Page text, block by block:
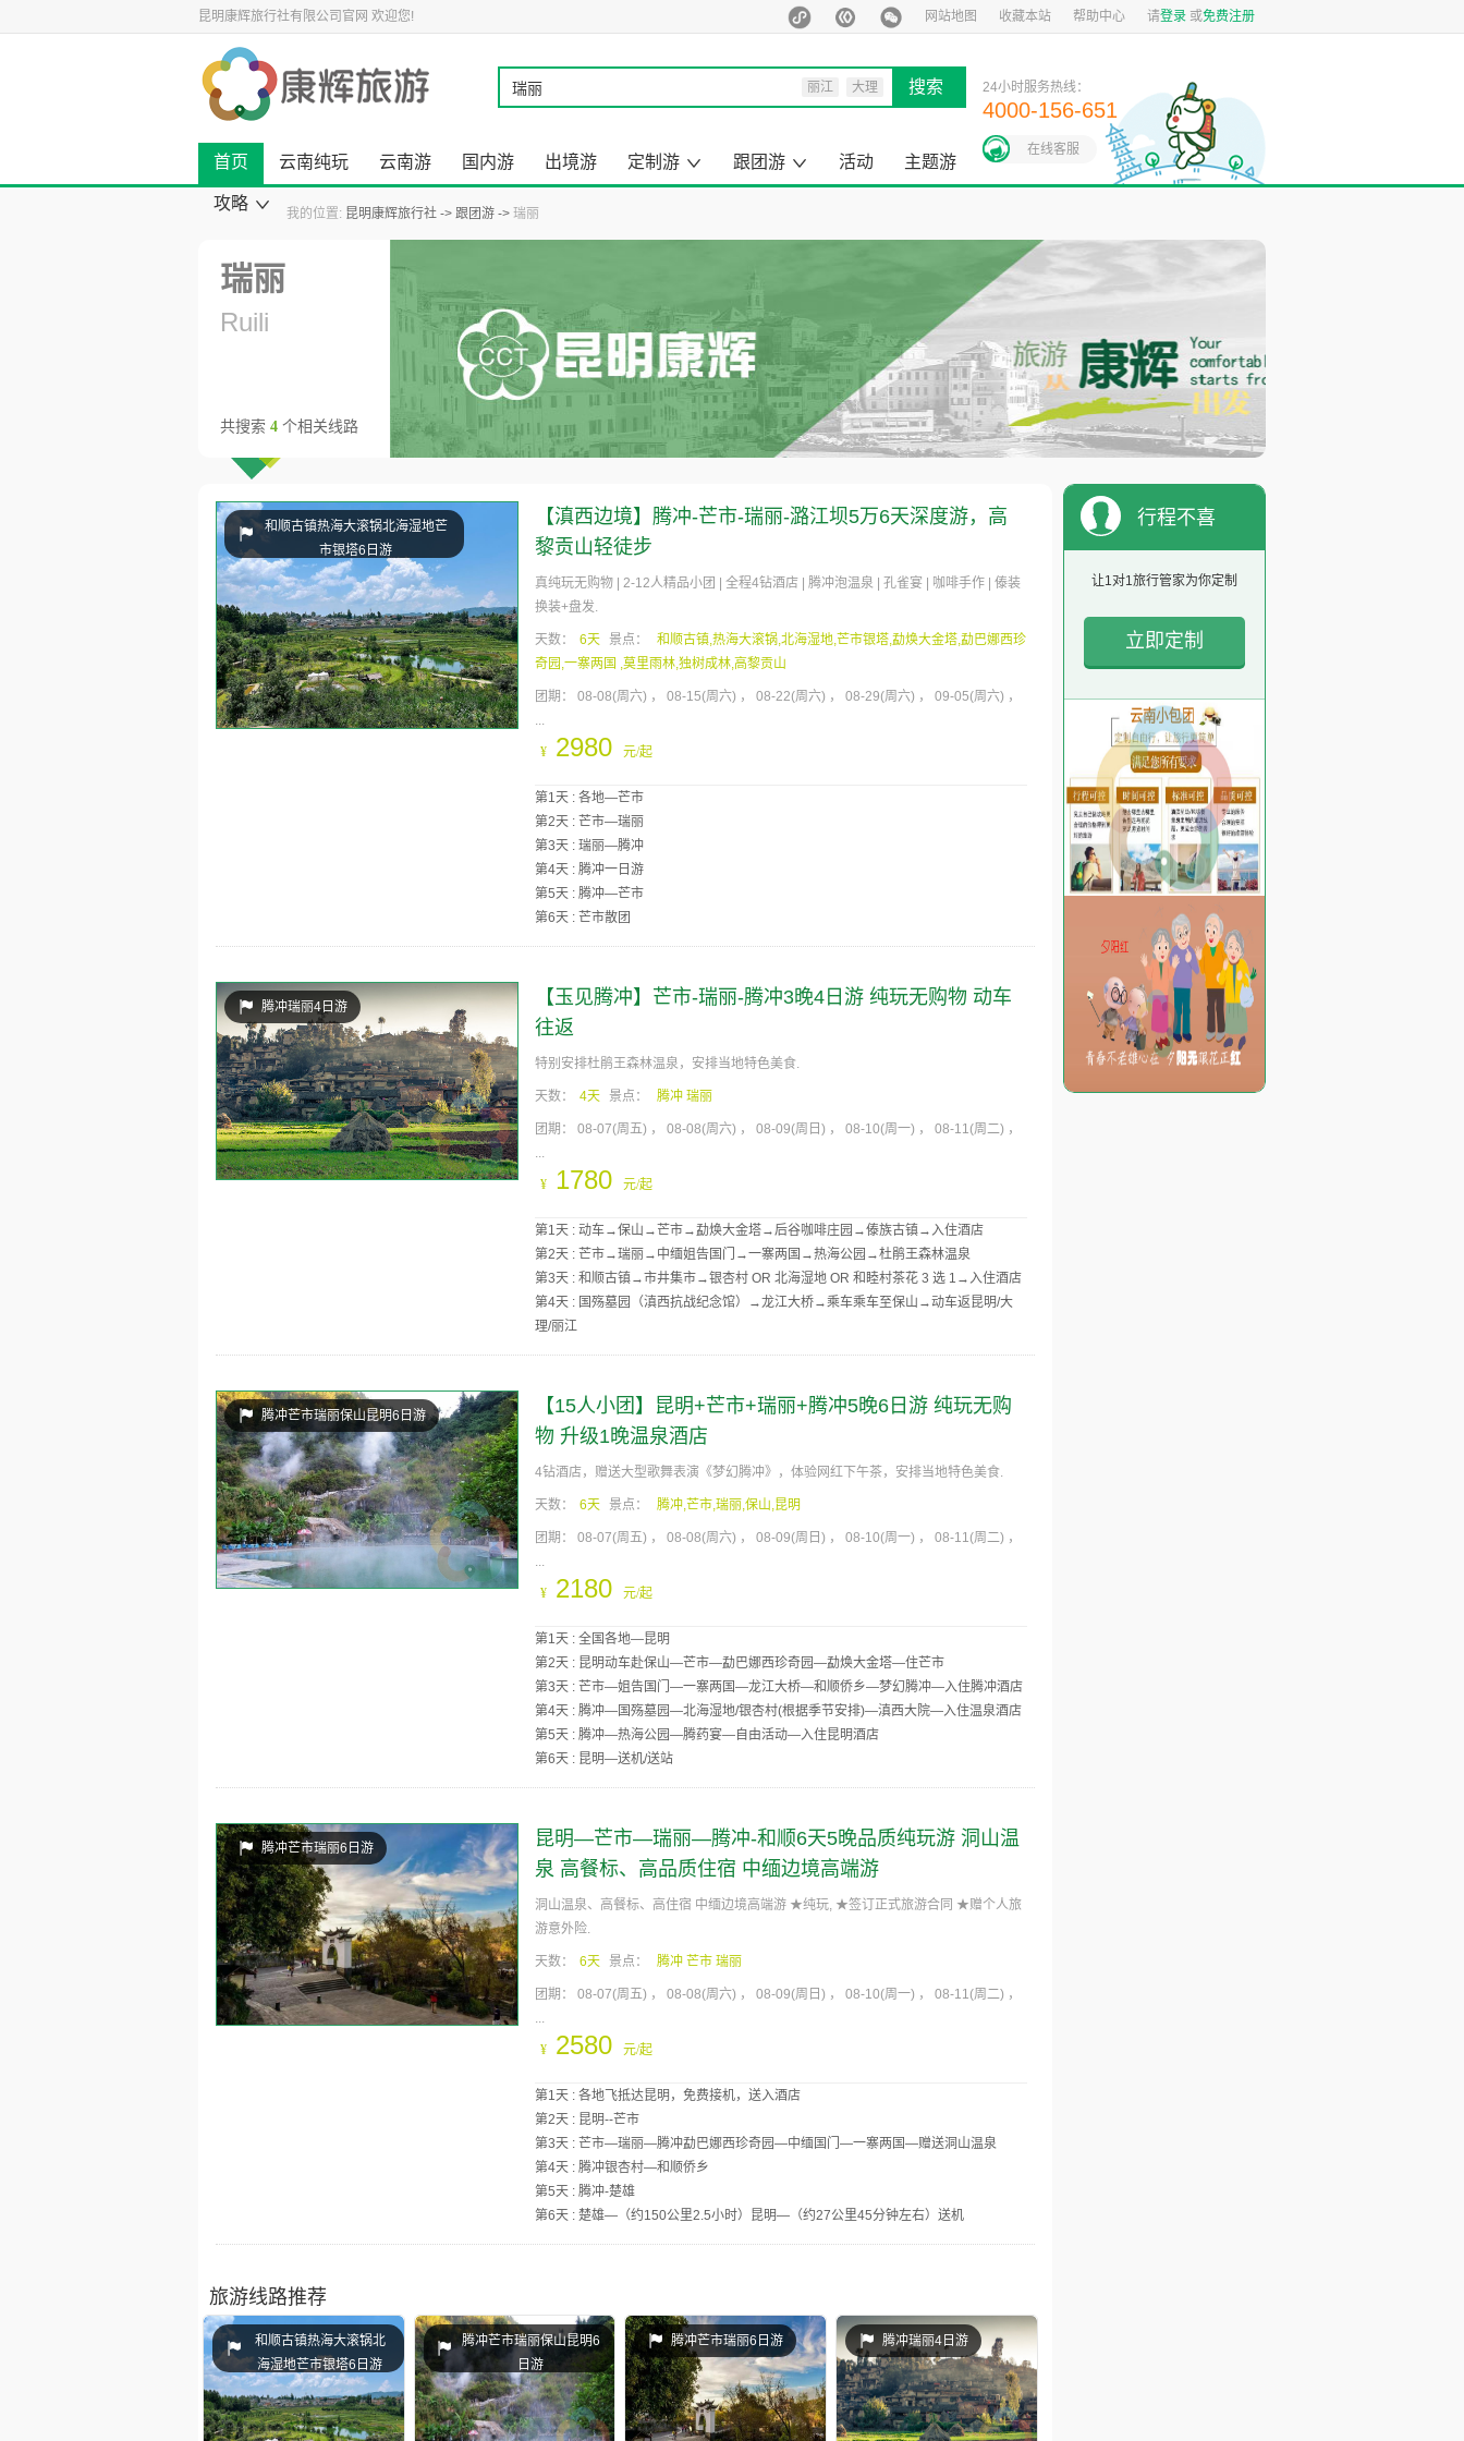
昆明康辉旅行社有限公司官网 欢迎您! 网站地图 收藏本站 帮助中心 请登录 或免费注册
丽江
大理
马尔代夫
搜索 24小时服务热线：
4000-156-651
在线客服
首页 云南纯玩 云南游 国内游 出境游
定制游
跟团游
活动 主题游
攻略
我的位置: 昆明康辉旅行社 跟团游 瑞丽
瑞丽
Ruili
共搜索 4 个相关线路
和顺古镇热海大滚锅北海湿地芒
市银塔6日游
【滇西边境】腾冲-芒市-瑞丽-潞江坝5万6天深度游，高
黎贡山轻徒步
真纯玩无购物 | 2-12人精品小团 | 全程4钻酒店 | 腾冲泡温泉 | 孔雀宴 | 咖啡手作 | 傣装
换装+盘发.
天数： 6天 景点：
和顺古镇,热海大滚锅,北海湿地,芒市银塔,勐焕大金塔,勐巴娜西珍
奇园,一寨两国 ,莫里雨林,独树成林,高黎贡山
团期：08-08(周六) 08-15(周六) 08-22(周六) 08-29(周六)
09-05(周六)
¥ 2980 元/起
第1天 : 各地—芒市
第2天 : 芒市—瑞丽
第3天 : 瑞丽—腾冲
第4天 : 腾冲一日游
第5天 : 腾冲—芒市
第6天 : 芒市散团
腾冲瑞丽4日游
【玉见腾冲】芒市-瑞丽-腾冲3晚4日游 纯玩无购物 动车
往返
特别安排杜鹃王森林温泉，安排当地特色美食.
天数： 4天 景点： 腾冲 瑞丽
团期：08-07(周五) 08-08(周六) 08-09(周日) 08-10(周一)
08-11(周二)
¥ 1780 元/起
第1天 : 动车→保山→芒市→勐焕大金塔→后谷咖啡庄园→傣族古镇→入住酒店
第2天 : 芒市→瑞丽→中缅姐告国门→一寨两国→热海公园→杜鹃王森林温泉
第3天 : 和顺古镇→市井集市→银杏村 OR 北海湿地 OR 和睦村茶花 3 选 1→入住酒店
第4天 : 国殇墓园（滇西抗战纪念馆）→龙江大桥→乘车乘车至保山→动车返昆明/大
理/丽江
腾冲芒市瑞丽保山昆明6日游
【15人小团】昆明+芒市+瑞丽+腾冲5晚6日游 纯玩无购
物 升级1晚温泉酒店
4钻酒店，赠送大型歌舞表演《梦幻腾冲》，体验网红下午茶，安排当地特色美食.
天数： 6天 景点： 腾冲,芒市,瑞丽,保山,昆明
团期：08-07(周五) 08-08(周六) 08-09(周日) 08-10(周一)
08-11(周二)
¥ 2180 元/起
第1天 : 全国各地—昆明
第2天 : 昆明动车赴保山—芒市—勐巴娜西珍奇园—勐焕大金塔—住芒市
第3天 : 芒市—姐告国门—一寨两国—龙江大桥—和顺侨乡—梦幻腾冲—入住腾冲酒店
第4天 : 腾冲—国殇墓园—北海湿地/银杏村(根据季节安排)—滇西大院—入住温泉酒店
第5天 : 腾冲—热海公园—腾药宴—自由活动—入住昆明酒店
第6天 : 昆明—送机/送站
腾冲芒市瑞丽6日游
昆明—芒市—瑞丽—腾冲-和顺6天5晚品质纯玩游 洞山温
泉 高餐标、高品质住宿 中缅边境高端游
洞山温泉、高餐标、高住宿 中缅边境高端游 ★纯玩, ★签订正式旅游合同 ★赠个人旅
游意外险.
天数： 6天 景点： 腾冲 芒市 瑞丽
团期：08-07(周五) 08-08(周六) 08-09(周日) 08-10(周一)
08-11(周二)
¥ 2580 元/起
第1天 : 各地飞抵达昆明，免费接机，送入酒店
第2天 : 昆明--芒市
第3天 : 芒市—瑞丽—腾冲勐巴娜西珍奇园—中缅国门—一寨两国—赠送洞山温泉
第4天 : 腾冲银杏村—和顺侨乡
第5天 : 腾冲-楚雄
第6天 : 楚雄—（约150公里2.5小时）昆明—（约27公里45分钟左右）送机
旅游线路推荐
和顺古镇热海大滚锅北
海湿地芒市银塔6日游
腾冲芒市瑞丽保山昆明6
日游
腾冲芒市瑞丽6日游 腾冲瑞丽4日游
行程不喜
让1对1旅行管家为你定制
立即定制